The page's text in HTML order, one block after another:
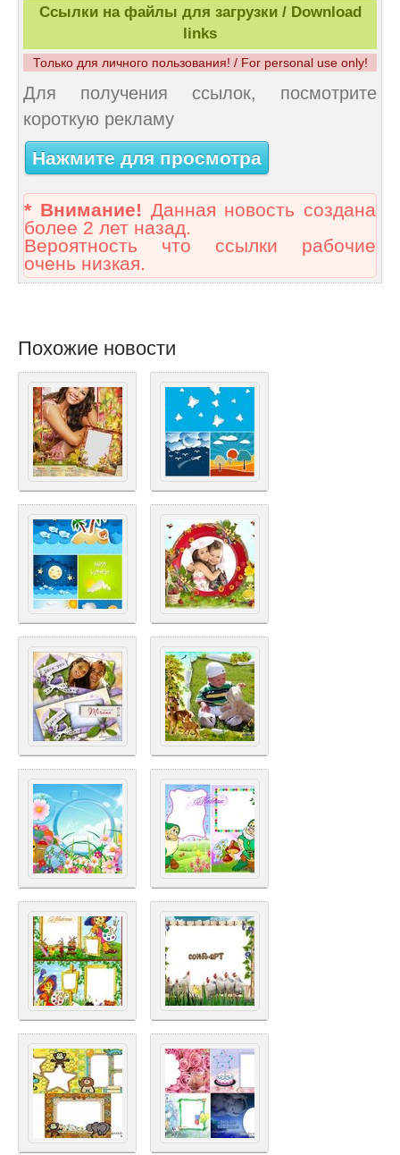
Ссылки на файлы для загрузки / Download
links
Только для личного пользования! / For personal use only!
Для получения ссылок, посмотрите
короткую рекламу
Нажмите для просмотра
* Внимание! Данная новость создана
более 2 лет назад.
Вероятность что ссылки рабочие
очень низкая.
Похожие новости